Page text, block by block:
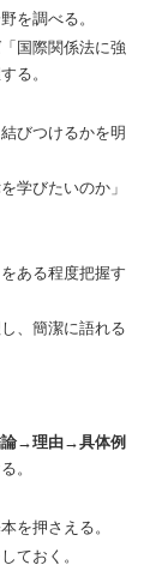
を調べる。
国際関係法に強
る。
びつけるかを明
学びたいのか」
ある程度把握す
、簡潔に語れる
→理由→具体例
。
を押さえる。
ておく。